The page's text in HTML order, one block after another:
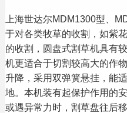
上海世达尔MDM1300型、
于对各类牧草的收割，如紫
的收割，圆盘式割草机具有
机更适合于切割较高大的作
升降，采用双弹簧悬挂，能
地。本机装有起保护作用的
或遇异常力时，割草盘往后